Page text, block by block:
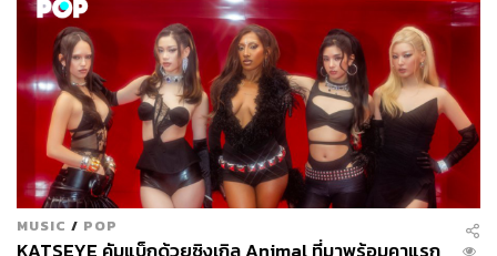
Season 4 Ep.2 – วง Sigur Rós
Sigur Rós เป็นอีกศิลปินที่ทุกคนนับถือในฝีมือการทำเพลง
รวมถึงเป็นวงที่สร้างสรรค์คอนเสิร์ตได้เหนือจินตนาการ ด้วย
เหตุนี้ Sigur Rós จึงเป็นอีกศิลปินที่หลายคนอยากดูคอนเสิร์ต
พวกเขาแทบขาดใจ อย่างไรก็ตาม หากใครยังไม่มีโอกาสดู
พวกเขาในคอนเสิร์ต เราขอแนะนำให้ดู Sigur Rós ผ่านซีรีส์
นี้ไปพลางๆ แม้พวกเขาจะโผล่มาเพียงแวบเดียวก็ตาม
เป็นอีกฉากที่แฟนซีรีส์ชุดนี้สะใจถึงขั้นปิดเมืองฉลอง เมื่อ
จอฟฟรีย์ แลนนิสเตอร์ ถูกวางยาพิษในงานวิวาห์ของตัวเอง
MUSIC / POP